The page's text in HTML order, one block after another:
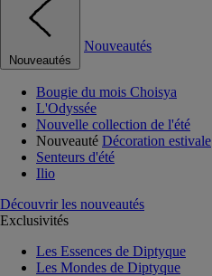
Nouveautés
Nouveautés
Bougie du mois Choisya
L'Odyssée
Nouvelle collection de l'été
Nouveauté Décoration estivale
Senteurs d'été
Ilio
Découvrir les nouveautés
Exclusivités
Les Essences de Diptyque
Les Mondes de Diptyque